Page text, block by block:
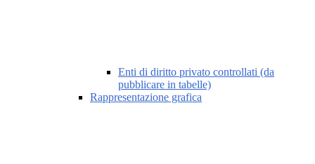
Enti di diritto privato controllati (da
pubblicare in tabelle)
Rappresentazione grafica